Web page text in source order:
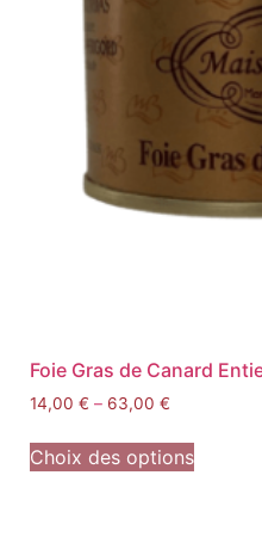
Foie Gras de Canard
14,00 € – 63,00 €
Choix des options